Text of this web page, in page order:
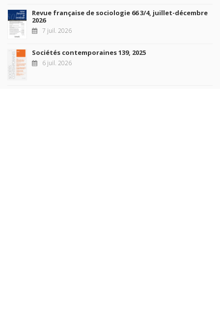
Revue française de sociologie 66 3/4, juillet-décembre
2026
7 juil. 2026
Sociétés contemporaines 139, 2025
6 juil. 2026